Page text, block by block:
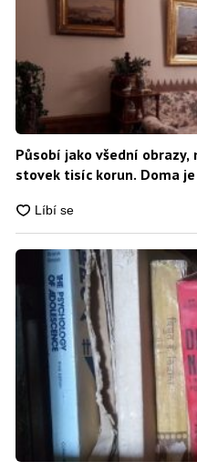
Působí jako všední
stovek tisíc korun. Doma